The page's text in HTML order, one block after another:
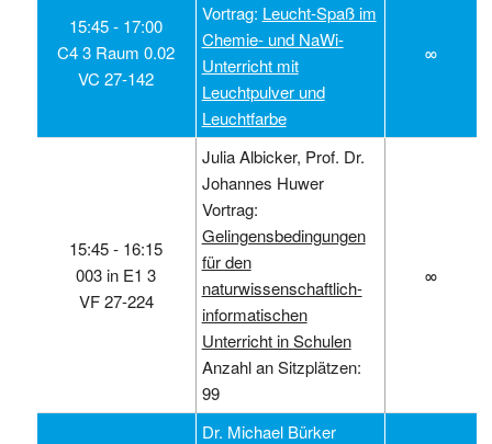
15:45 ‑ 17:00
C4 3 Raum 0.02
VC 27-142
Vortrag: Leucht-Spaß im
Chemie- und NaWi-
Unterricht mit
Leuchtpulver und
Leuchtfarbe
∞
15:45 ‑ 16:15
003 in E1 3
VF 27-224
Julia Albicker, Prof. Dr.
Johannes Huwer
Vortrag:
Gelingensbedingungen
für den
naturwissenschaftlich-
informatischen
Unterricht in Schulen
Anzahl an Sitzplätzen:
99
∞
Dr. Michael Bürker